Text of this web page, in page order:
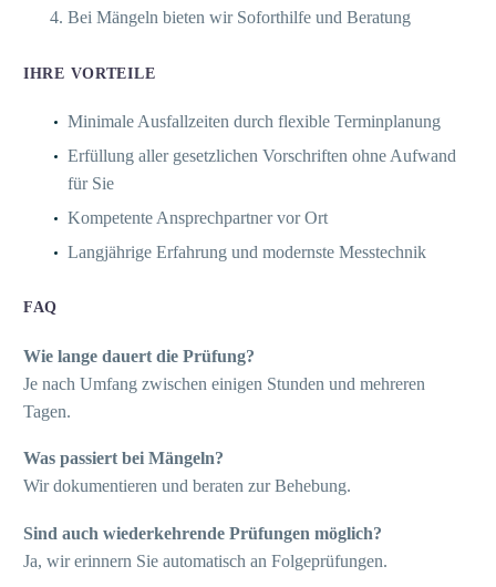
Bei Mängeln bieten wir Soforthilfe und Beratung
IHRE VORTEILE
Minimale Ausfallzeiten durch flexible Terminplanung
Erfüllung aller gesetzlichen Vorschriften ohne Aufwand
für Sie
Kompetente Ansprechpartner vor Ort
Langjährige Erfahrung und modernste Messtechnik
FAQ
Wie lange dauert die Prüfung?
Je nach Umfang zwischen einigen Stunden und mehreren
Tagen.
Was passiert bei Mängeln?
Wir dokumentieren und beraten zur Behebung.
Sind auch wiederkehrende Prüfungen möglich?
Ja, wir erinnern Sie automatisch an Folgeprüfungen.